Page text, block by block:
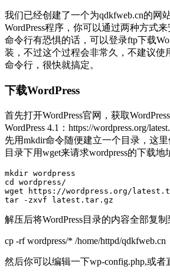
我们已经创建了一个为qdkfweb.cn的网
WordPress程序，你可以通过两种方式来
命令行有恐惧的话，可以登录ftp下载
装，不过这个过程会非常久，不建议使
命令行，很快就搞定。
下载WordPress
首先打开WordPress官网，获取
WordPress 4.1：https://wordpress.org/
先用mkdir命令随便建立一个目录，这里
目录下用wget来请求wordpress的下载地
mkdir wordpress
cd wordpress/
wget https://wordpress.org/
tar -zxvf latest.tar.gz
解压后将WordPress目录的内容全部复
cp -rf wordpress/* /home/httpd/qdkfweb.cn
然后你可以编辑一下wp-config.php,或